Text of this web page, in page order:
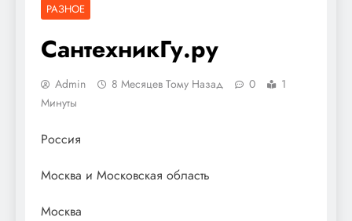
РАЗНОЕ
СантехникГу.ру
Admin 8 Месяцев Тому Назад 0
1
Минуты
Россия
Москва и Московская область
Москва